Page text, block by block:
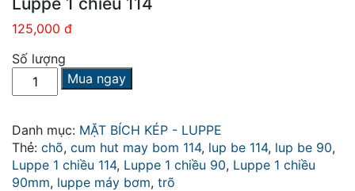
125,000 đ
Số lượng
Luppe
1
114
số
lượng
Mua ngay
Danh mục: MẶT BÍCH KÉP - LUPPE
Thẻ: chõ, cum hut may bom 114, lup be 114, lup be 90,
Luppe 1 chiều 114, Luppe 1 chiều 90, Luppe 1 chiều
90mm, luppe máy bơm, trõ